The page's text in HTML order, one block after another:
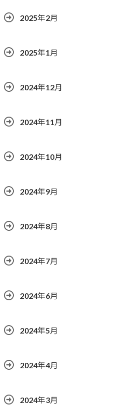
2025年2月
2025年1月
2024年12月
2024年11月
2024年10月
2024年9月
2024年8月
2024年7月
2024年6月
2024年5月
2024年4月
2024年3月